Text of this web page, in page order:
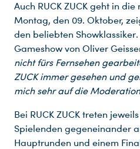
Auch RUCK ZUCK geht in die
Montag, den 09. Oktober,
den beliebten
Gameshow von Oliver
nicht fürs Fernsehen
ZUCK immer gesehen und
mich sehr auf die
Bei RUCK ZUCK treten
Spielenden gegeneinander
Hauptrunden und einem